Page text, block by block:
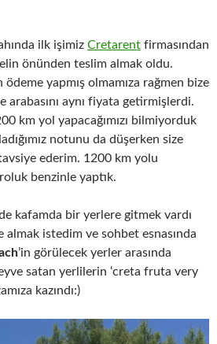
ilk işimiz Cretarent firmasından
önünden teslim almak oldu.
ödeme yapmış olmamıza rağmen bize
arabasını aynı fiyata getirmişlerdi.
km yol yapacağımızı bilmiyorduk
notunu da düşerken size
ederim. 1200 km yolu
benzinle yaptık.
kafamda bir yerlere gitmek vardı
istedim ve sohbet esnasında
’in görülecek yerler arasında
satan yerlilerin ‘creta fruta very
kazındı:)